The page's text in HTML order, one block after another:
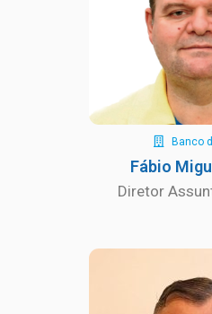
Banco
Fábio
Diretor